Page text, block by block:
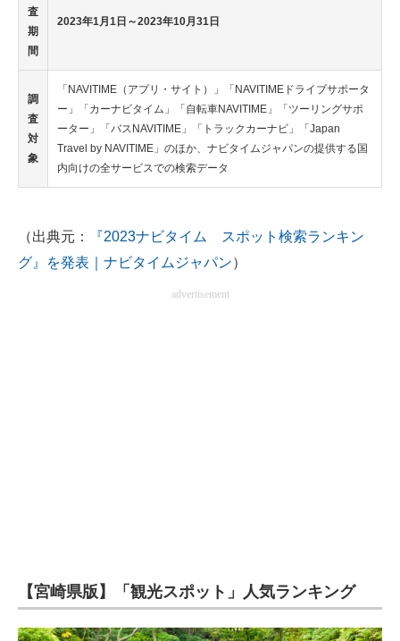
査
期
間
2023年1月1日～2023年10月31日
調
査
対
象
「NAVITIME（アプリ・サイト）」「NAVITIMEドライブサポータ
ー」「カーナビタイム」「自転車NAVITIME」「ツーリングサポ
ーター」「バスNAVITIME」「トラックカーナビ」「Japan
Travel by NAVITIME」のほか、ナビタイムジャパンの提供する国
内向けの全サービスでの検索データ
（出典元：
『2023ナビタイム スポット検索ランキン
グ』を発表｜ナビタイムジャパン）
advertisement
【宮崎県版】「観光スポット」人気ランキング